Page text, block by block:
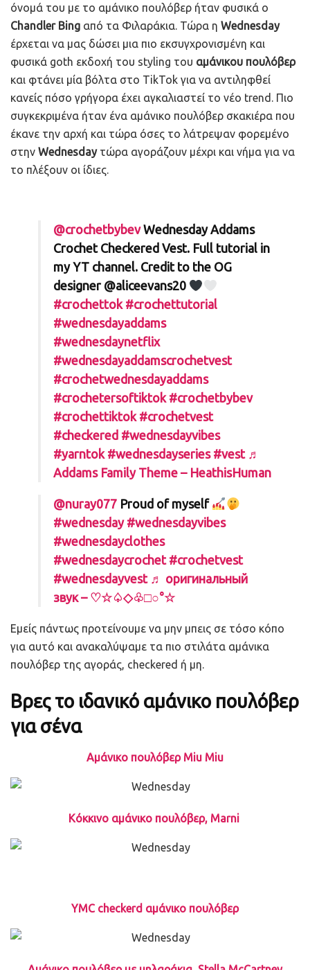
όνομά του με το αμάνικο πουλόβερ ήταν φυσικά ο
Chandler Bing από τα Φιλαράκια. Τώρα η Wednesday
έρχεται να μας δώσει μια πιο εκσυγχρονισμένη και
φυσικά goth εκδοχή του styling του αμάνικου πουλόβερ
και φτάνει μία βόλτα στο TikTok για να αντιληφθεί
κανείς πόσο γρήγορα έχει αγκαλιαστεί το νέο trend. Πιο
συγκεκριμένα ήταν ένα αμάνικο πουλόβερ σκακιέρα που
έκανε την αρχή και τώρα όσες το λάτρεψαν φορεμένο
στην Wednesdayτώρα αγοράζουν μέχρι και νήμα για να
το πλέξουν οι ίδιες.
@crochetbybevWednesday Addams
Crochet Checkered Vest. Full tutorial in
my YT channel. Credit to the OG
designer @aliceevans20
#crochettok #crochettutorial
#wednesdayaddams
#wednesdaynetflix
#wednesdayaddamscrochetvest
#crochetwednesdayaddams
#crochetersoftiktok #crochetbybev
#crochettiktok #crochetvest
#checkered #wednesdayvibes
#yarntok #wednesdayseries #vest ♬
Addams Family Theme – HeathisHuman
@nuray077 Proud of myself
#wednesday #wednesdayvibes
#wednesdayclothes
#wednesdaycrochet #crochetvest
#wednesdayvest ♬ оригинальный
звук – ♡☆♤◇♧□○°☆
Εμείς πάντως προτείνουμε να μην μπεις σε τόσο κόπο
για αυτό και ανακαλύψαμε τα πιο στιλάτα αμάνικα
πουλόβερ της αγοράς, checkered ή μη.
Βρες το ιδανικό αμάνικο πουλόβερ
για σένα
Αμάνικο πουλόβερ Miu Miu
Κόκκινο αμάνικο πουλόβερ, Marni
YMC checkerd αμάνικο πουλόβερ